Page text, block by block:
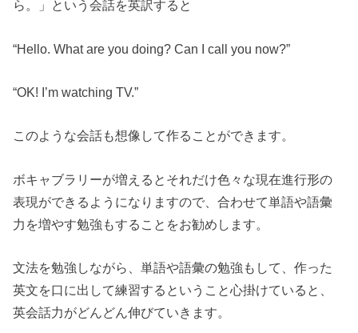
ら。」という会話を英訳すると
“Hello. What are you doing? Can I call you now?”
“OK! I’m watching TV.”
このような会話も想像して作ることができます。
ボキャブラリーが増えるとそれだけ色々な現在進行形の
表現ができるようになりますので、合わせて単語や語彙
力を増やす勉強もすることをお勧めします。
文法を勉強しながら、単語や語彙の勉強もして、作った
英文を口に出して練習するということ心掛けていると、
英会話力がどんどん伸びていきます。